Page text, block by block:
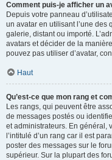
Comment puis-je afficher un
Depuis votre panneau
un avatar en utilisant l’une des
galerie, distant ou importé.
avatars et décider de la
pouvez pas utiliser d’avatar,
Haut
Qu’est-ce que mon rang et
Les rangs, qui peuvent être
de messages postés ou
et administrateurs. En général,
l’intitulé d’un rang car il est
poster des messages sur le
supérieur. Sur la plupart des